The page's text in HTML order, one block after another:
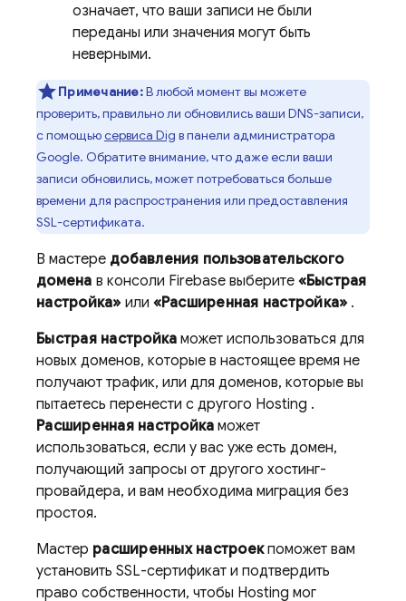
означает, что ваши записи не были
переданы или значения могут быть
неверными.
Примечание:В любой момент вы можете
проверить, правильно ли обновились ваши DNS-записи,
с помощьюсервиса Dig в панели администратора
Google. Обратите внимание, что даже если ваши
записи обновились, может потребоваться больше
времени для распространения или предоставления
SSL-сертификата.
В мастере добавления пользовательского
домена в консоли Firebaseвыберите «Быстрая
настройка» или «Расширенная настройка» .
Быстрая настройка может использоваться для
новых доменов, которые в настоящее время не
получают трафик, или для доменов, которые вы
пытаетесь перенести с другого Hosting .
Расширенная настройка может
использоваться, если у вас уже есть домен,
получающий запросы от другого хостинг-
провайдера, и вам необходима миграция без
простоя.
Мастер расширенных настроекпоможет вам
установить SSL-сертификат и подтвердить
право собственности, чтобы Hosting мог